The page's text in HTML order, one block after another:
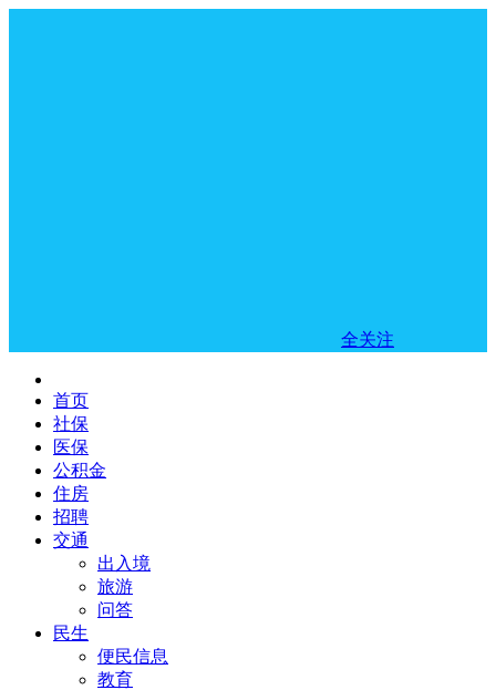
全关注
首页
社保
医保
公积金
住房
招聘
交通
出入境
旅游
问答
民生
便民信息
教育